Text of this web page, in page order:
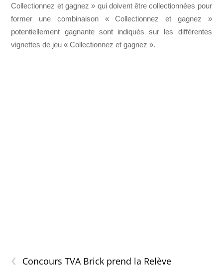
Collectionnez et gagnez » qui doivent être collectionnées pour
former une combinaison « Collectionnez et gagnez »
potentiellement gagnante sont indiqués sur les différentes
vignettes de jeu « Collectionnez et gagnez ».
‹ Concours TVA Brick prend la Relève